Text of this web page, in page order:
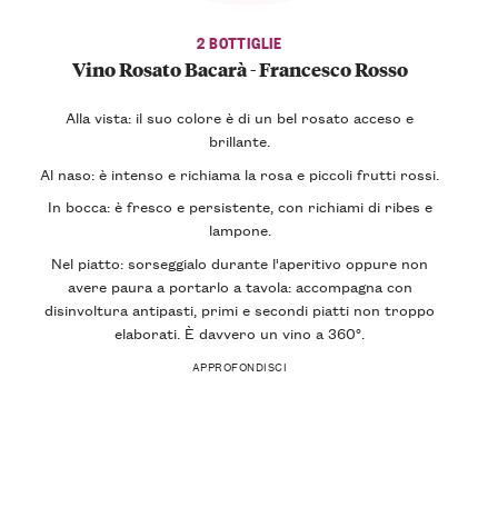
2 BOTTIGLIE
Vino Rosato Bacarà - Francesco Rosso
Alla vista: il suo colore è di un bel rosato acceso e
brillante.
Al naso: è intenso e richiama la rosa e piccoli frutti rossi.
In bocca: è fresco e persistente, con richiami di ribes e
lampone.
Nel piatto: sorseggialo durante l'aperitivo oppure non
avere paura a portarlo a tavola: accompagna con
disinvoltura antipasti, primi e secondi piatti non troppo
elaborati. È davvero un vino a 360°.
APPROFONDISCI